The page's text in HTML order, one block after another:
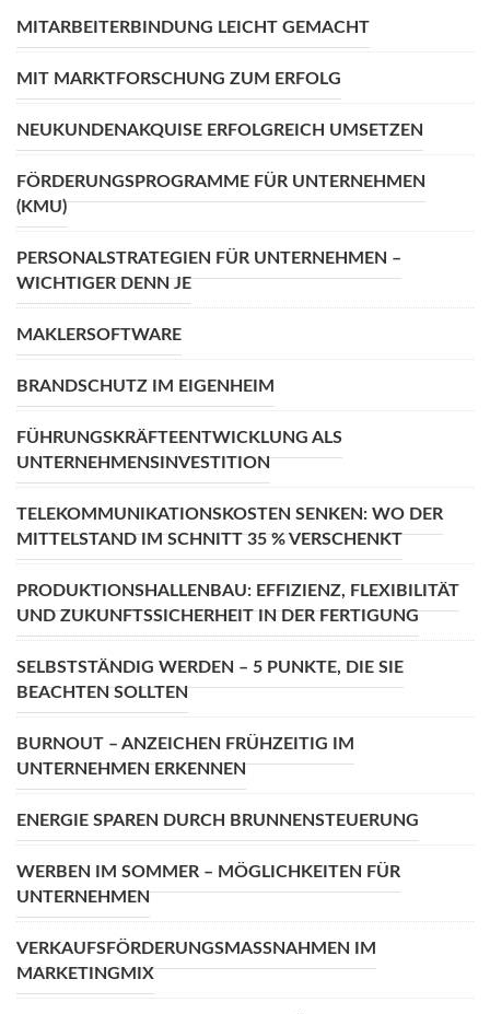
MITARBEITERBINDUNG LEICHT GEMACHT
MIT MARKTFORSCHUNG ZUM ERFOLG
NEUKUNDENAKQUISE ERFOLGREICH UMSETZEN
FÖRDERUNGSPROGRAMME FÜR UNTERNEHMEN
(KMU)
PERSONALSTRATEGIEN FÜR UNTERNEHMEN –
WICHTIGER DENN JE
MAKLERSOFTWARE
BRANDSCHUTZ IM EIGENHEIM
FÜHRUNGSKRÄFTEENTWICKLUNG ALS
UNTERNEHMENSINVESTITION
TELEKOMMUNIKATIONSKOSTEN SENKEN: WO DER
MITTELSTAND IM SCHNITT 35 % VERSCHENKT
PRODUKTIONSHALLENBAU: EFFIZIENZ, FLEXIBILITÄT
UND ZUKUNFTSSICHERHEIT IN DER FERTIGUNG
SELBSTSTÄNDIG WERDEN – 5 PUNKTE, DIE SIE
BEACHTEN SOLLTEN
BURNOUT – ANZEICHEN FRÜHZEITIG IM
UNTERNEHMEN ERKENNEN
ENERGIE SPAREN DURCH BRUNNENSTEUERUNG
WERBEN IM SOMMER – MÖGLICHKEITEN FÜR
UNTERNEHMEN
VERKAUFSFÖRDERUNGSMASSNAHMEN IM M
ARKETINGMIX